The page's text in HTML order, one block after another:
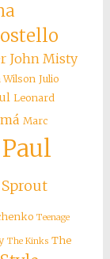
John Misty
Wilson Julio
Leonard
Marc
Paul
Teenage
The Kinks The